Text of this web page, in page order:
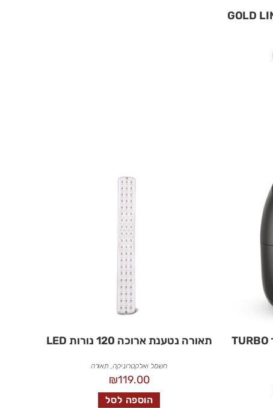
סיר טיגון ללא שמן 1.8 ליטר TURBO
תאורה נטענת ארוכה 120 נורות LED
חשמל ואלקטרוניקה, תאורה
₪119.00
הוספה לסל